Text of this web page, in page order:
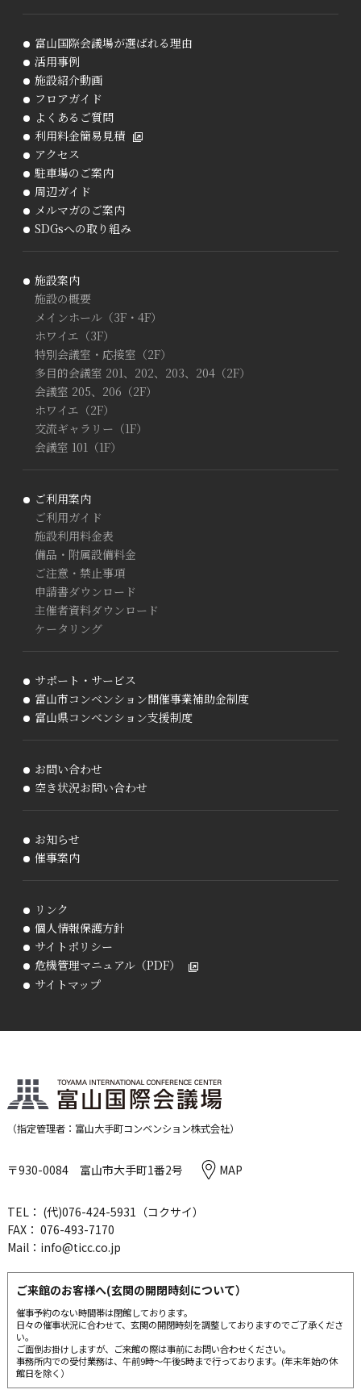
富山国際会議場が選ばれる理由
活用事例
施設紹介動画
フロアガイド
よくあるご質問
利用料金簡易見積
アクセス
駐車場のご案内
周辺ガイド
メルマガのご案内
SDGsへの取り組み
施設案内
施設の概要
メインホール（3F・4F）
ホワイエ（3F）
特別会議室・応接室（2F）
多目的会議室 201、202、203、204（2F）
会議室 205、206（2F）
ホワイエ（2F）
交流ギャラリー（1F）
会議室 101（1F）
ご利用案内
ご利用ガイド
施設利用料金表
備品・附属設備料金
ご注意・禁止事項
申請書ダウンロード
主催者資料ダウンロード
ケータリング
サポート・サービス
富山市コンベンション開催事業補助金制度
富山県コンベンション支援制度
お問い合わせ
空き状況お問い合わせ
お知らせ
催事案内
リンク
個人情報保護方針
サイトポリシー
危機管理マニュアル（PDF）
サイトマップ
（指定管理者：富山大手町コンベンション株式会社）
〒930-0084 富山市大手町1番2号 MAP
TEL： (代)076-424-5931 （コクサイ）
FAX： 076-493-7170
Mail： info@ticc.co.jp
ご来館のお客様へ(玄関の開閉時刻について）
催事予約のない時間帯は閉館しております。
日々の催事状況に合わせて、玄関の開閉時刻を調整しておりますのでご了承くださ
い。
ご面倒お掛けしますが、ご来館の際は事前にお問い合わせください。
事務所内での受付業務は、午前9時～午後5時まで行っております。(年末年始の休
館日を除く）